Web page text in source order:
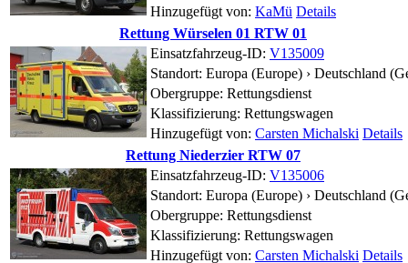
Hinzugefügt von: KaMü Details
Rettung Würselen 01 RTW 01
Einsatzfahrzeug-ID: V135009
Standort: Europa (Europe) › Deutschland
Obergruppe: Rettungsdienst
Klassifizierung: Rettungswagen
Hinzugefügt von: Carsten Michalski Details
Rettung Niederzier RTW 07
Einsatzfahrzeug-ID: V135006
Standort: Europa (Europe) › Deutschland
Obergruppe: Rettungsdienst
Klassifizierung: Rettungswagen
Hinzugefügt von: Carsten Michalski Details